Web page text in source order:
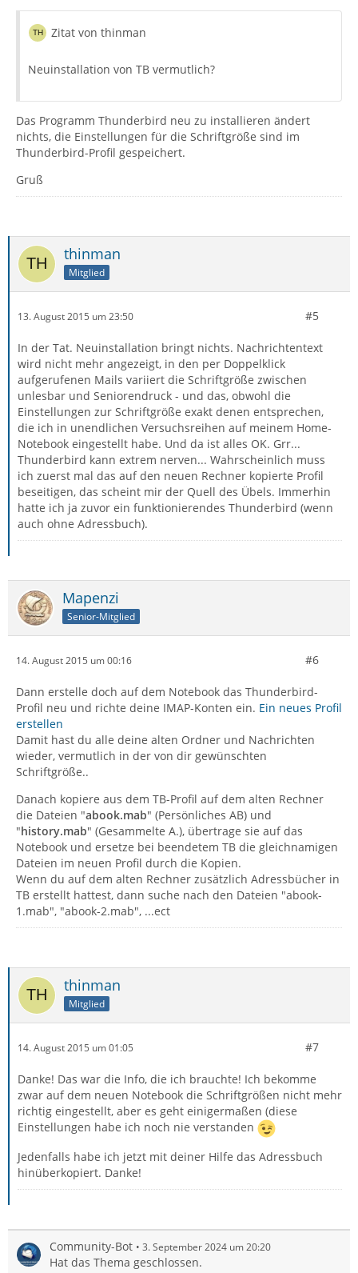
Zitat von thinman
Neuinstallation von TB vermutlich?
Das Programm Thunderbird neu zu installieren ändert
nichts, die Einstellungen für die Schriftgröße sind im
Thunderbird-Profil gespeichert.
Gruß
thinman
Mitglied
13. August 2015 um 23:50 #5
In der Tat. Neuinstallation bringt nichts. Nachrichtentext
wird nicht mehr angezeigt, in den per Doppelklick
aufgerufenen Mails variiert die Schriftgröße zwischen
unlesbar und Seniorendruck - und das, obwohl die
Einstellungen zur Schriftgröße exakt denen entsprechen,
die ich in unendlichen Versuchsreihen auf meinem Home-
Notebook eingestellt habe. Und da ist alles OK. Grr...
Thunderbird kann extrem nerven... Wahrscheinlich muss
ich zuerst mal das auf den neuen Rechner kopierte Profil
beseitigen, das scheint mir der Quell des Übels. Immerhin
hatte ich ja zuvor ein funktionierendes Thunderbird (wenn
auch ohne Adressbuch).
Mapenzi
Senior-Mitglied
14. August 2015 um 00:16 #6
Dann erstelle doch auf dem Notebook das Thunderbird-
Profil neu und richte deine IMAP-Konten ein. Ein neues Profil
erstellen
Damit hast du alle deine alten Ordner und Nachrichten
wieder, vermutlich in der von dir gewünschten
Schriftgröße..
Danach kopiere aus dem TB-Profil auf dem alten Rechner
die Dateien "abook.mab" (Persönliches AB) und
"history.mab" (Gesammelte A.), übertrage sie auf das
Notebook und ersetze bei beendetem TB die gleichnamigen
Dateien im neuen Profil durch die Kopien.
Wenn du auf dem alten Rechner zusätzlich Adressbücher in
TB erstellt hattest, dann suche nach den Dateien "abook-
1.mab", "abook-2.mab", ...ect
thinman
Mitglied
14. August 2015 um 01:05 #7
Danke! Das war die Info, die ich brauchte! Ich bekomme
zwar auf dem neuen Notebook die Schriftgrößen nicht mehr
richtig eingestellt, aber es geht einigermaßen (diese
Einstellungen habe ich noch nie verstanden
Jedenfalls habe ich jetzt mit deiner Hilfe das Adressbuch
hinüberkopiert. Danke!
Community-Bot 3. September 2024 um 20:20
Hat das Thema geschlossen.